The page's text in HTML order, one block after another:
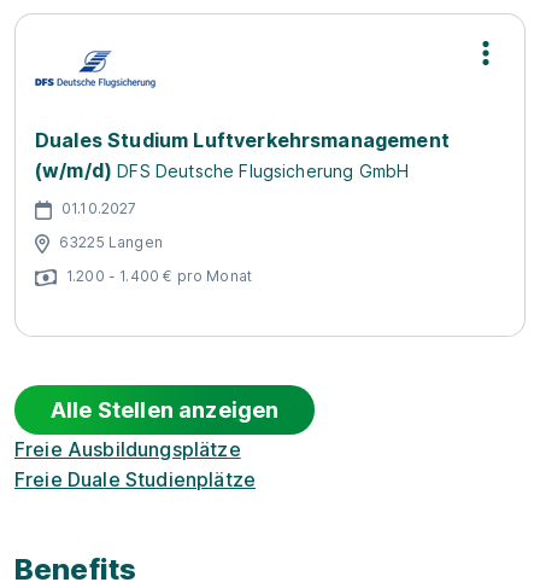
Duales Studium Luftverkehrsmanagement
(w/m/d) DFS Deutsche Flugsicherung GmbH
01.10.2027
63225 Langen
1.200 - 1.400 € pro Monat
Alle Stellen anzeigen
Freie Ausbildungsplätze
Freie Duale Studienplätze
Benefits